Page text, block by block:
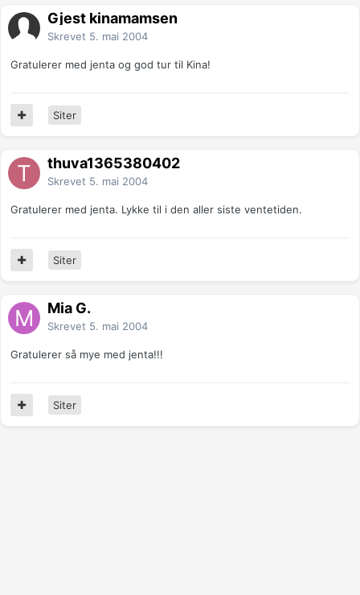
Gjest kinamamsen
Skrevet 5. mai 2004
Gratulerer med jenta og god tur til Kina!
Siter
thuva1365380402
Skrevet 5. mai 2004
Gratulerer med jenta. Lykke til i den aller siste ventetiden.
Siter
Mia G.
Skrevet 5. mai 2004
Gratulerer så mye med jenta!!!
Siter